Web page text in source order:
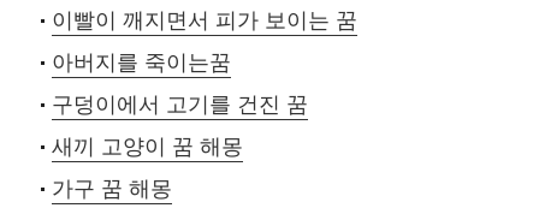
이빨이 깨지면서 피가 보이는 꿈
아버지를 죽이는꿈
구덩이에서 고기를 건진 꿈
새끼 고양이 꿈 해몽
가구 꿈 해몽